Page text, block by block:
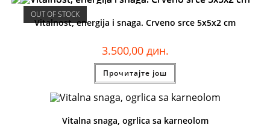
OUT OF STOCK
Vitalnost, energija i snaga. Crveno srce 5x5x2 cm
3.500,00 дин.
Прочитајте још
Vitalna snaga, ogrlica sa karneolom